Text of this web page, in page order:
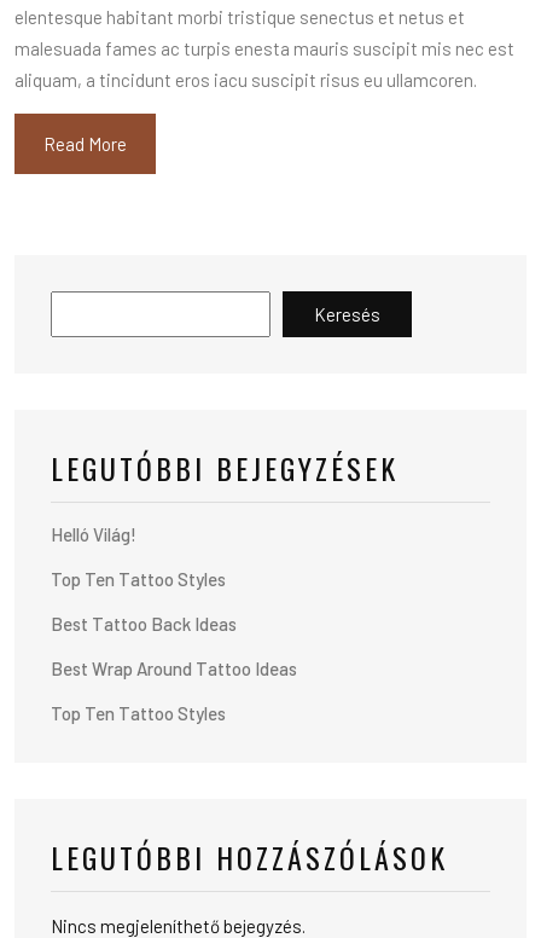
elentesque habitant morbi tristique senectus et netus et
malesuada fames ac turpis enesta mauris suscipit mis nec est
aliquam, a tincidunt eros iacu suscipit risus eu ullamcoren.
Read More
Keresés
LEGUTÓBBI BEJEGYZÉSEK
Helló Világ!
Top Ten Tattoo Styles
Best Tattoo Back Ideas
Best Wrap Around Tattoo Ideas
Top Ten Tattoo Styles
LEGUTÓBBI HOZZÁSZÓLÁSOK
Nincs megjeleníthető bejegyzés.